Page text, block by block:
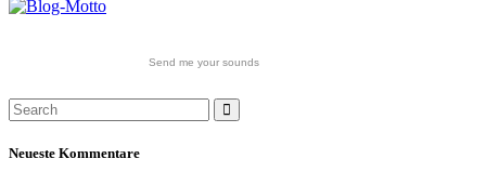
Send me your sounds
Neueste Kommentare